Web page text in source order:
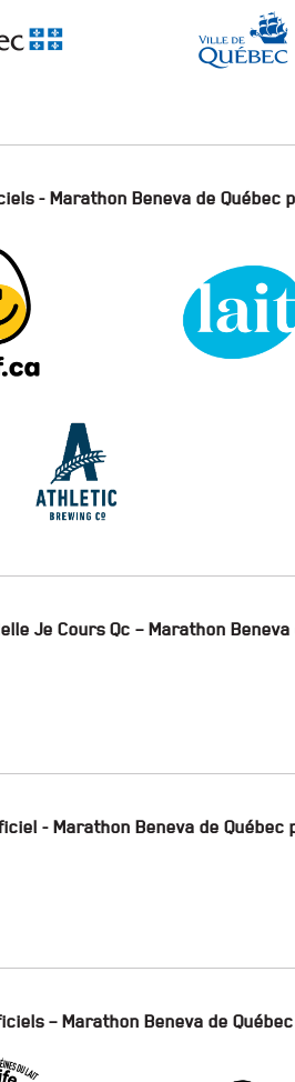
- Marathon Beneva de Québec
Je Cours Qc – Marathon
- Marathon Beneva de Québec
– Marathon Beneva de